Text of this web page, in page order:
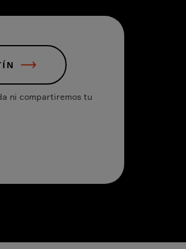
ni compartiremos tu